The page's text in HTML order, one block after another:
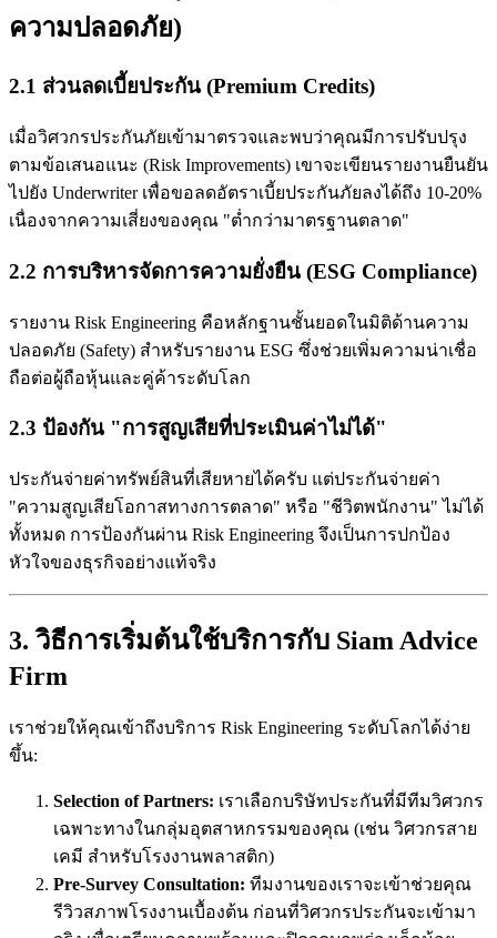
ความปลอดภัย)
2.1 ส่วนลดเบี้ยประกัน (Premium Credits)
เมื่อวิศวกรประกันภัยเข้ามาตรวจและพบว่าคุณมีการปรับปรุง
ตามข้อเสนอแนะ (Risk Improvements) เขาจะเขียนรายงานยืนยัน
ไปยัง Underwriter เพื่อขอลดอัตราเบี้ยประกันภัยลงได้ถึง 10-20%
เนื่องจากความเสี่ยงของคุณ "ต่ำกว่ามาตรฐานตลาด"
2.2 การบริหารจัดการความยั่งยืน (ESG Compliance)
รายงาน Risk Engineering คือหลักฐานชั้นยอดในมิติด้านความ
ปลอดภัย (Safety) สำหรับรายงาน ESG ซึ่งช่วยเพิ่มความน่าเชื่อ
ถือต่อผู้ถือหุ้นและคู่ค้าระดับโลก
2.3 ป้องกัน "การสูญเสียที่ประเมินค่าไม่ได้"
ประกันจ่ายค่าทรัพย์สินที่เสียหายได้ครับ แต่ประกันจ่ายค่า
"ความสูญเสียโอกาสทางการตลาด" หรือ "ชีวิตพนักงาน" ไม่ได้
ทั้งหมด การป้องกันผ่าน Risk Engineering จึงเป็นการปกป้อง
หัวใจของธุรกิจอย่างแท้จริง
3. วิธีการเริ่มต้นใช้บริการกับ Siam Advice
Firm
เราช่วยให้คุณเข้าถึงบริการ Risk Engineering ระดับโลกได้ง่าย
ขึ้น:
Selection of Partners: เราเลือกบริษัทประกันที่มีทีมวิศวกร
เฉพาะทางในกลุ่มอุตสาหกรรมของคุณ (เช่น วิศวกรสาย
เคมี สำหรับโรงงานพลาสติก)
Pre-Survey Consultation: ทีมงานของเราจะเข้าช่วยคุณ
รีวิวสภาพโรงงานเบื้องต้น ก่อนที่วิศวกรประกันจะเข้ามา